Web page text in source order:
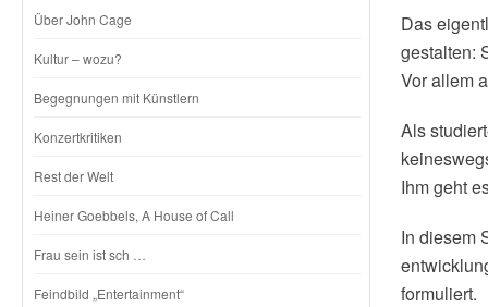
CONTENT
Über John Cage
Kultur – wozu?
Begegnungen mit Künstlern
Konzertkritiken
Rest der Welt
Heiner Goebbels, A House of Call
Frau sein ist sch …
Feindbild „Entertainment“
Das
gestalten:
Vor allem
Als
Ihm geht
In diesem
formuliert.